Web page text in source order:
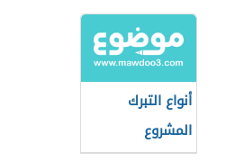
أنواع التبرك
المشروع